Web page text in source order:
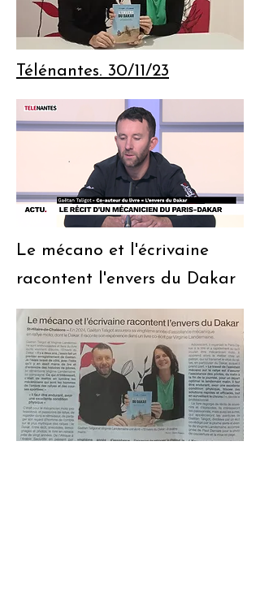
Télénantes. 30/11/23
Le mécano et l'écrivaine
racontent l'envers du Dakar